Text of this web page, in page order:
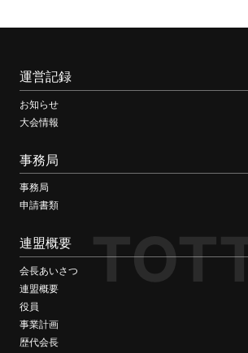
運営記録
お知らせ
大会情報
事務局
事務局
申請書類
連盟概要
会長あいさつ
連盟概要
役員
事業計画
歴代会長